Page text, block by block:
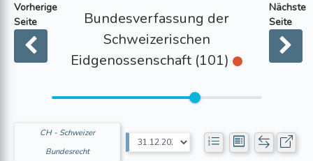
Vorherige
Seite
Bundesverfassung der
Schweizerischen
Eidgenossenschaft (101)
Nächste
Seite
CH - Schweizer
Bundesrecht